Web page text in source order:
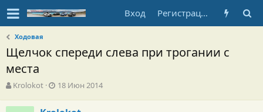
Вход Регистрация
Ходовая
Щелчок спереди слева при трогании с
места
А
т
Krolokot
Д
18 Июн 2014